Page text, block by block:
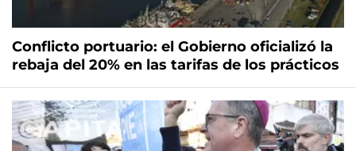
Conflicto portuario: el Gobierno oficializó la
rebaja del 20% en las tarifas de los prácticos